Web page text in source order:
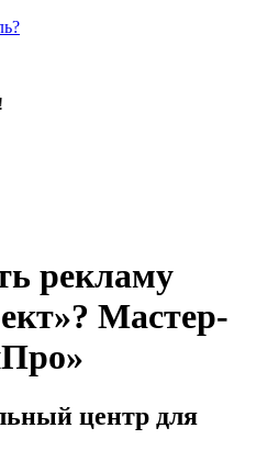
рекламу
Мастер-
центр для